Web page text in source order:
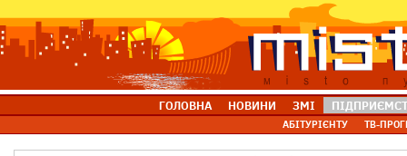
ГОЛОВНА НОВИНИ ЗМІ
АБІТУРІЄНТУ ТВ-